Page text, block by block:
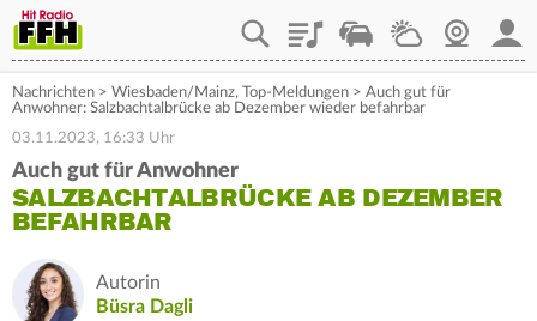
PlaylistStaupilotWetterWebcam
Nachrichten > Wiesbaden/Mainz, Top-Meldungen > Auch gut für
Anwohner: Salzbachtalbrücke ab Dezember wieder befahrbar
03.11.2023, 16:33 Uhr
Auch gut für Anwohner
SALZBACHTALBRÜCKE AB DEZEMBER
BEFAHRBAR
Autorin
Büsra Dagli